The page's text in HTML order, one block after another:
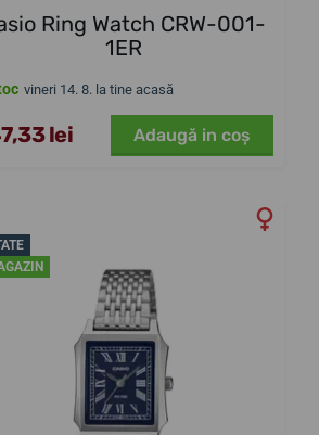
Ring Watch CRW-001-
1ER
vineri 14. 8. la tine acasă
lei Adaugă in coş